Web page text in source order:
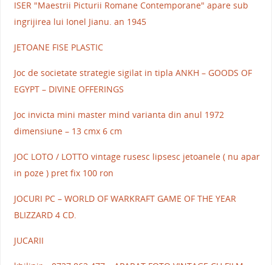
ISER "Maestrii Picturii Romane Contemporane" apare sub
ingrijirea lui Ionel Jianu. an 1945
JETOANE FISE PLASTIC
Joc de societate strategie sigilat in tipla ANKH – GOODS OF
EGYPT – DIVINE OFFERINGS
Joc invicta mini master mind varianta din anul 1972
dimensiune – 13 cmx 6 cm
JOC LOTO / LOTTO vintage rusesc lipsesc jetoanele ( nu apar
in poze ) pret fix 100 ron
JOCURI PC – WORLD OF WARKRAFT GAME OF THE YEAR
BLIZZARD 4 CD.
JUCARII